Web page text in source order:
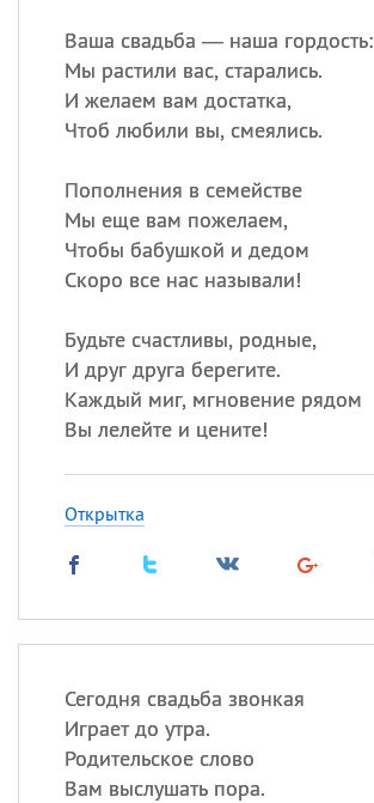
Ваша свадьба — наша гордость:
Мы растили вас, старались.
И желаем вам достатка,
Чтоб любили вы, смеялись.
Пополнения в семействе
Мы еще вам пожелаем,
Чтобы бабушкой и дедом
Скоро все нас называли!
Будьте счастливы, родные,
И друг друга берегите.
Каждый миг, мгновение рядом
Вы лелейте и цените!
Открытка
Сегодня свадьба звонкая
Играет до утра.
Родительское слово
Вам выслушать пора.